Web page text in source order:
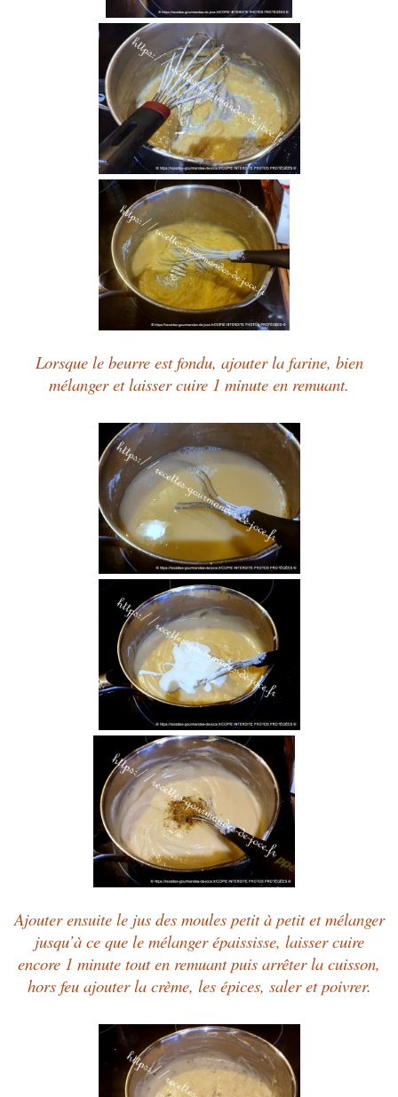
Lorsque le beurre est fondu, ajouter la farine, bien
mélanger et laisser cuire 1 minute en remuant.
Ajouter ensuite le jus des moules petit à petit et mélanger
jusqu’à ce que le mélanger épaississe, laisser cuire
encore 1 minute tout en remuant puis arrêter la cuisson,
hors feu ajouter la crème, les épices, saler et poivrer.